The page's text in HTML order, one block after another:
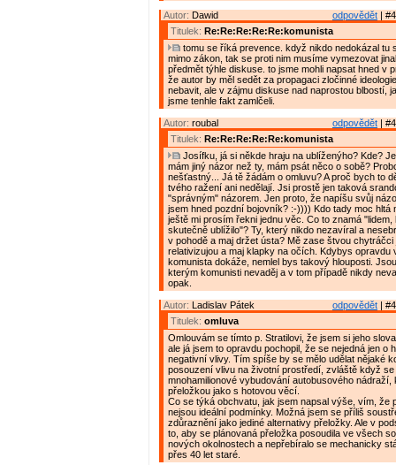
odpovědět |
Autor: Dawid
Titulek: Re:Re:Re:Re:Re:komunista
tomu se říká prevence. když nikdo nedokázal tu
mimo zákon, tak se proti nim musíme vymezovat
předmět týhle diskuse. to jsme mohli napsat hned v
že autor by měl sedět za propagaci zločinné
nebavit, ale v zájmu diskuse nad naprostou blbostí,
jsme tenhle fakt zamlčeli.
odpovědět |
Autor: roubal
Titulek: Re:Re:Re:Re:Re:komunista
Josífku, já si někde hraju na ublíženýho? Kde?
mám jiný názor než ty, mám psát něco o sobě?
nešťastný... Já tě žádám o omluvu? A proč bych to
tvého ražení ani nedělají. Jsi prostě jen taková
"správným" názorem. Jen proto, že napíšu svůj
jsem hned pozdní bojovník? :-)))) Kdo tady moc hltá
ještě mi prosím řekni jednu věc. Co to znamá
skutečně ublížilo"? Ty, který nikdo nezavíral a
v pohodě a maj držet ústa? Mě zase štvou chytráčci
relativizujou a maj klapky na očích. Kdybys opravdu
komunista dokáže, nemlel bys takový hlouposti.
kterým komunisti nevaděj a v tom případě nikdy
opak.
odpovědět |
Autor: Ladislav Pátek
Titulek: omluva
Omlouvám se tímto p. Stratilovi, že jsem si jeho
ale já jsem to opravdu pochopil, že se nejedná jen o
negativní vlivy. Tím spíše by se mělo udělat nějaké
posouzení vlivu na životní prostředí, zvláště když se
mnohamilionové vybudování autobusového nádraží,
přeložkou jako s hotovou věcí.
Co se týká obchvatu, jak jsem napsal výše, vím, že
nejsou ideální podmínky. Možná jsem se příliš
zdůraznění jako jediné alternativy přeložky. Ale v
to, aby se plánovaná přeložka posoudila ve všech
nových okolnostech a nepřebíralo se mechanicky
přes 40 let staré.